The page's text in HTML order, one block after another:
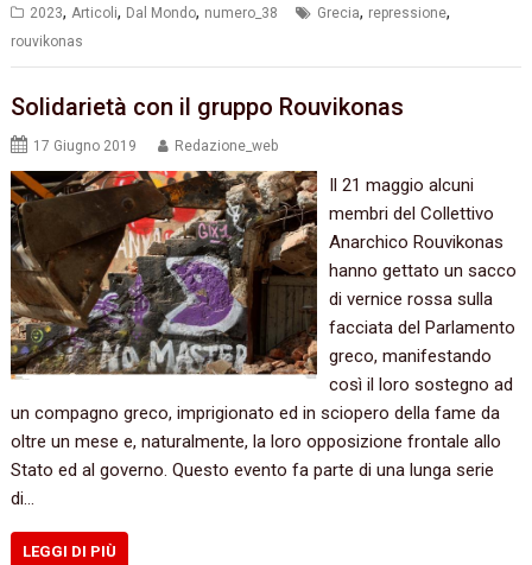
2023,Articoli, Dal Mondo, numero_38 Grecia, repressione,
rouvikonas
Solidarietà con il gruppo Rouvikonas
17 Giugno 2019 Redazione_web
Il 21 maggio alcuni
membri del Collettivo
Anarchico Rouvikonas
hanno gettato un sacco
di vernice rossa sulla
facciata del Parlamento
greco, manifestando
così il loro sostegno ad
un compagno greco, imprigionato ed in sciopero della fame da
oltre un mese e, naturalmente, la loro opposizione frontale allo
Stato ed al governo. Questo evento fa parte di una lunga serie
di…
LEGGI DI PIÙ